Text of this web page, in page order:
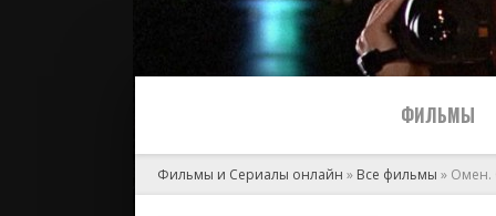
ФИЛЬМЫ
Фильмы и Сериалы онлайн » Все фильмы » Омен.